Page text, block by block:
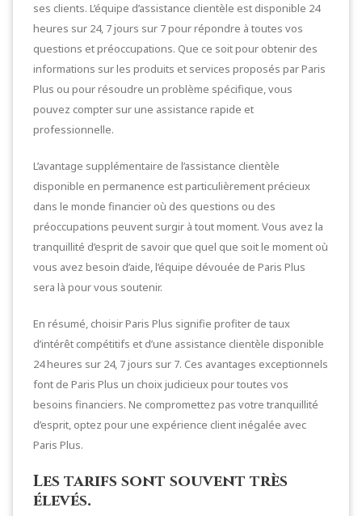
ses clients. L’équipe d’assistance clientèle est disponible 24
heures sur 24, 7 jours sur 7 pour répondre à toutes vos
questions et préoccupations. Que ce soit pour obtenir des
informations sur les produits et services proposés par Paris
Plus ou pour résoudre un problème spécifique, vous
pouvez compter sur une assistance rapide et
professionnelle.
L’avantage supplémentaire de l’assistance clientèle
disponible en permanence est particulièrement précieux
dans le monde financier où des questions ou des
préoccupations peuvent surgir à tout moment. Vous avez la
tranquillité d’esprit de savoir que quel que soit le moment où
vous avez besoin d’aide, l’équipe dévouée de Paris Plus
sera là pour vous soutenir.
En résumé, choisir Paris Plus signifie profiter de taux
d’intérêt compétitifs et d’une assistance clientèle disponible
24 heures sur 24, 7 jours sur 7. Ces avantages exceptionnels
font de Paris Plus un choix judicieux pour toutes vos
besoins financiers. Ne compromettez pas votre tranquillité
d’esprit, optez pour une expérience client inégalée avec
Paris Plus.
Les tarifs sont souvent très
élevés.